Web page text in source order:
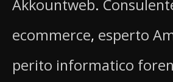
Akkountweb.
ecommerce, esperto
perito informatico